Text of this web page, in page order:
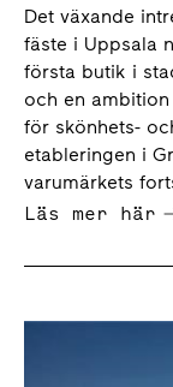
Det växande
fäste i Uppsala
första butik i
och en
för skönhets-
etableringen i
varumärkets
Läs mer här